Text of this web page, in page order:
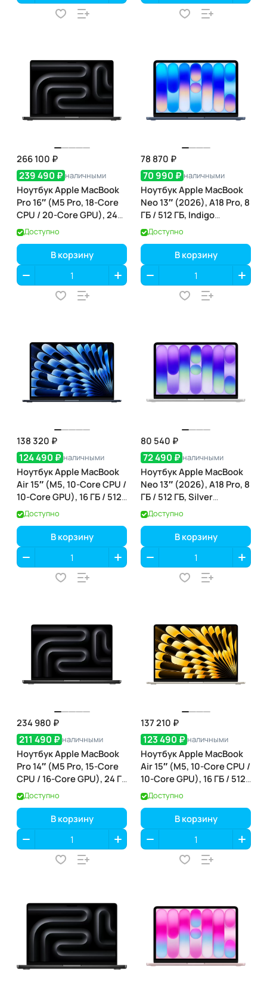
266 100 ₽
239 490 ₽ наличными
Ноутбук Apple MacBook
Pro 16″ (M5 Pro, 18-Core
CPU / 20-Core GPU), 24
ГБ / 1 ТБ, Space Black
(чёрный космос)
(MGEA4)
Доступно
В корзину
78 870 ₽
70 990 ₽ наличными
Ноутбук Apple MacBook
Neo 13″ (2026), A18 Pro, 8
ГБ / 512 ГБ, Indigo
(индиго) (MHFG4)
Доступно
В корзину
138 320 ₽
124 490 ₽ наличными
Ноутбук Apple MacBook
Air 15″ (M5, 10-Core CPU /
10-Core GPU), 16 ГБ / 512
ГБ, Midnight
(полуночный) (MDVH4)
Доступно
В корзину
80 540 ₽
72 490 ₽ наличными
Ноутбук Apple MacBook
Neo 13″ (2026), A18 Pro, 8
ГБ / 512 ГБ, Silver
(серебристый) (MHFC4)
Доступно
В корзину
234 980 ₽
211 490 ₽ наличными
Ноутбук Apple MacBook
Pro 14″ (M5 Pro, 15-Core
CPU / 16-Core GPU), 24 ГБ
/ 1 ТБ, Space Black
(чёрный космос)
(MGDR4)
Доступно
В корзину
137 210 ₽
123 490 ₽ наличными
Ноутбук Apple MacBook
Air 15″ (M5, 10-Core CPU /
10-Core GPU), 16 ГБ / 512
ГБ, Starlight (сияющая
звезда) (MDVD4)
Доступно
В корзину